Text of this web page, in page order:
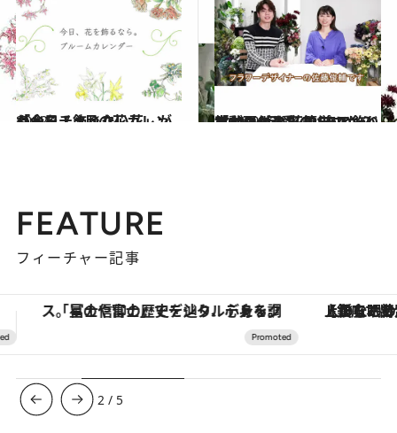
2022.1.1
「今日、飾りたい花」がわかる！ 1月の花カレンダーをチェック
ライフスタイル 2021.12.30
【動画付き】CREAアンバサダーが お花のプロから教わりました 簡単！「100％可愛いバラの飾り方」
ライフスタイル
FEATURE
フィーチャー記事
【銀座で出合う最旬美容】美髪ケアや上質な眠り…セルフケアのアップデートから、特別な名入れギフトまで。大人のための「ReFa GINZA」クルーズ
3 / 5